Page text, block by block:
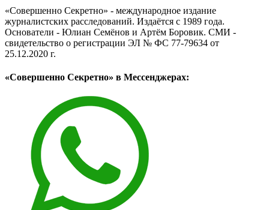
«Совершенно Секретно» - международное издание
журналистских расследований. Издаётся с 1989 года.
Основатели - Юлиан Семёнов и Артём Боровик. CМИ -
свидетельство о регистрации ЭЛ № ФС 77-79634 от
25.12.2020 г.
«Совершенно Секретно» в Мессенджерах: